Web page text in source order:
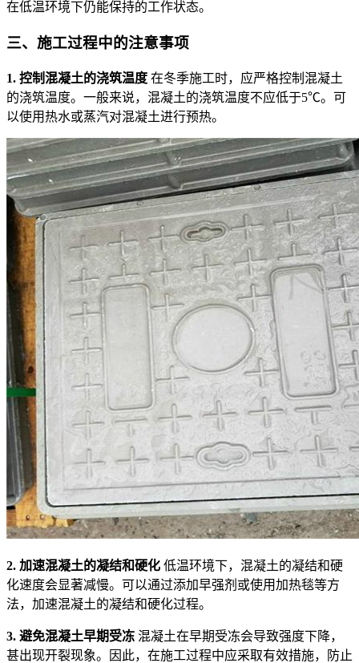
在低温环境下仍能保持的工作状态。
三、 施工过程中的注意事项
1. 控制混凝土的浇筑温度 在冬季施工时，应严格控制混凝土
的浇筑温度。一般来说，混凝土的浇筑温度不应低于5℃。可
以使用热水或蒸汽对混凝土进行预热。
2. 加速混凝土的凝结和硬化 低温环境下，混凝土的凝结和硬
化速度会显著减慢。可以通过添加早强剂或使用加热毯等方
法，加速混凝土的凝结和硬化过程。
3. 避免混凝土早期受冻 混凝土在早期受冻会导致强度下降，
甚出现开裂现象。因此，在施工过程中应采取有效措施，防止